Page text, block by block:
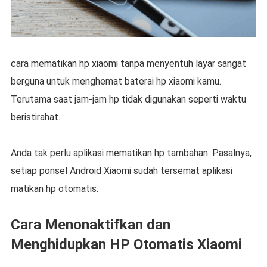
cara mematikan hp xiaomi tanpa menyentuh layar sangat
berguna untuk menghemat baterai hp xiaomi kamu.
Terutama saat jam-jam hp tidak digunakan seperti waktu
beristirahat.
Anda tak perlu aplikasi mematikan hp tambahan. Pasalnya,
setiap ponsel Android Xiaomi sudah tersemat aplikasi
matikan hp otomatis.
Cara Menonaktifkan dan
Menghidupkan HP Otomatis Xiaomi